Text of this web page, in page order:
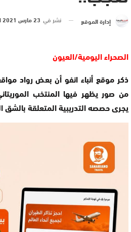
إدارة الموقع نشر في 23 مارس 2021 الساعة 7 و 46 دقيقة
الصحراء اليومية/العيون
ذكر موقع أنباء انفو أن بعض رواد
من صور يظهر فيها المنتخب
يجرى حصصه التدريبية المتعلقة بالشق